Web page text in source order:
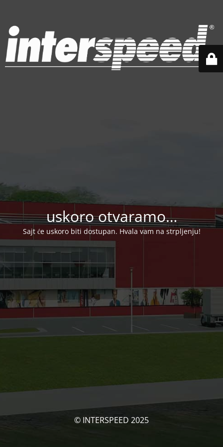
uskoro otvaramo…
Sajt će uskoro biti dostupan. Hvala vam na strpljenju!
© INTERSPEED 2025